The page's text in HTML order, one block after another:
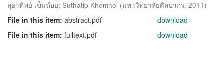
สุธาทิพย์ เข็มน้อย; Suthatip Khemnoi (มหาวิทยาลัยศิลปากร, 2011)
File in this item: abstract.pdf
download
File in this item: fulltext.pdf download